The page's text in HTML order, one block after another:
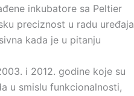
inkubatore sa Peltier
preciznost u radu uređaja
kada je u pitanju
i 2012. godine koje su
u smislu funkcionalnosti,